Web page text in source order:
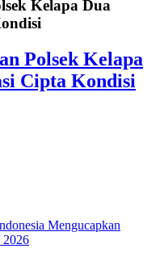
Kelapa Dua
Polsek Kelapa
Cipta Kondisi
Mengucapkan
2026